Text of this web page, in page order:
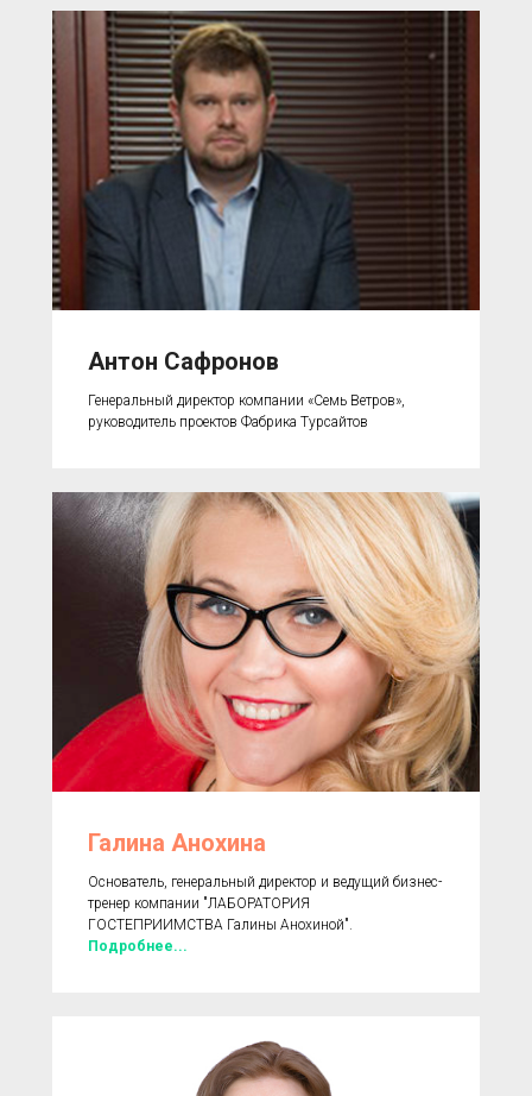
Антон Сафронов
Генеральный директор компании «Семь Ветров»,
руководитель проектов Фабрика Турсайтов
Галина Анохина
Основатель, генеральный директор и ведущий бизнес-
тренер компании "ЛАБОРАТОРИЯ
ГОСТЕПРИИМСТВА Галины Анохиной".
Подробнее...